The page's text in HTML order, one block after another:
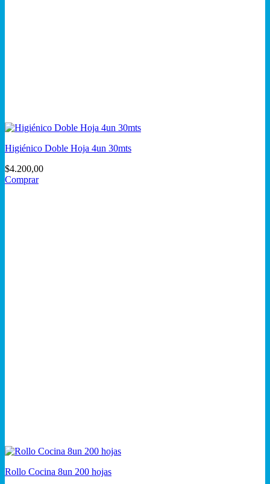
Higiénico Doble Hoja 4un 30mts
$4.200,00
Comprar
Rollo Cocina 8un 200 hojas